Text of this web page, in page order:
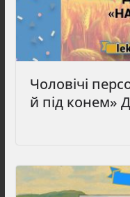
Чоловічі
й під конем»